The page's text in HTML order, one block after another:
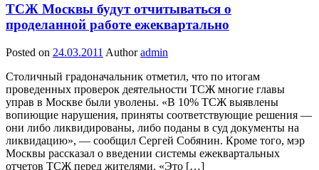
ТСЖ Москвы будут отчитываться о
проделанной работе ежеквартально
Posted on 24.03.2011 Author admin
Столичный градоначальник отметил, что по итогам
проведенных проверок деятельности ТСЖ многие главы
управ в Москве были уволены. «В 10% ТСЖ выявлены
вопиющие нарушения, приняты соответствующие решения —
они либо ликвидированы, либо поданы в суд документы на
ликвидацию», — сообщил Сергей Собянин. Кроме того, мэр
Москвы рассказал о введении системы ежеквартальных
отчетов ТСЖ перед жителями. «Это […]